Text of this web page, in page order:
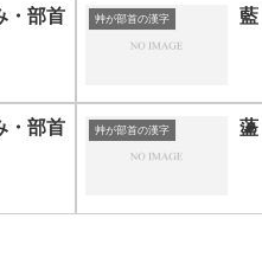
・部首 艸が部首の漢字 藍
・部首 艸が部首の漢字 蘯